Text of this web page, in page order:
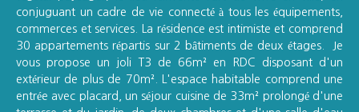
conjuguant un cadre de vie connecté à tous les équipements,
commerces et services. La résidence est intimiste et comprend
30 appartements répartis sur 2 bâtiments de deux étages. Je
vous propose un joli T3 de 66m² en RDC disposant d'un
extérieur de plus de 70m². L'espace habitable comprend une
entrée avec placard, un séjour cuisine de 33m² prolongé d'une